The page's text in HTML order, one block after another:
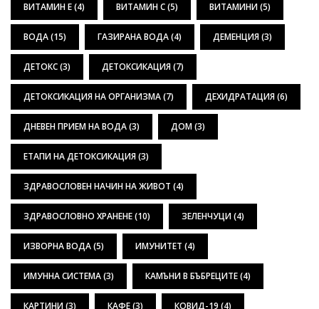
ВИТАМИН Е(4) ВИТАМИН С(5) ВИТАМИНИ(5)
ВОДА(15) ГАЗИРАНА ВОДА(4) ДЕМЕНЦИЯ(3)
ДЕТОКС(3) ДЕТОКСИКАЦИЯ(7)
ДЕТОКСИКАЦИЯ НА ОРГАНИЗМА(7) ДЕХИДРАТАЦИЯ(6)
ДНЕВЕН ПРИЕМ НА ВОДА(3) ДОМ(3)
ЕТАПИ НА ДЕТОКСИКАЦИЯ(3)
ЗДРАВОСЛОВЕН НАЧИН НА ЖИВОТ (4)
ЗДРАВОСЛОВНО ХРАНЕНЕ(10) ЗЕЛЕНЧУЦИ(4)
ИЗВОРНА ВОДА(5) ИМУНИТЕТ (4)
ИМУННА СИСТЕМА(3) КАМЪНИ В БЪБРЕЦИТЕ(4)
КАРТИНИ(3) КАФЕ(3) КОВИД-19 (4)